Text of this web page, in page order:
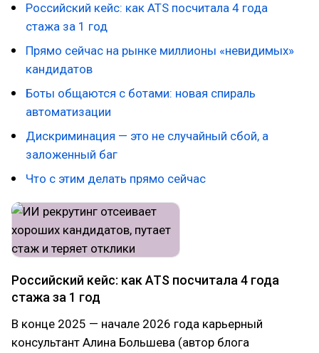
Российский кейс: как ATS посчитала 4 года
стажа за 1 год
Прямо сейчас на рынке миллионы «невидимых»
кандидатов
Боты общаются с ботами: новая спираль
автоматизации
Дискриминация — это не случайный сбой, а
заложенный баг
Что с этим делать прямо сейчас
Российский кейс: как ATS посчитала 4 года
стажа за 1 год
В конце 2025 — начале 2026 года карьерный
консультант Алина Большева (автор блога